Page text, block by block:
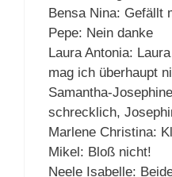
Bensa Nina: Gefällt
Pepe: Nein danke
Laura Antonia:
mag ich überhaupt
Samantha-
schrecklich,
Marlene Christina:
Mikel: Bloß nicht!
Neele Isabelle: